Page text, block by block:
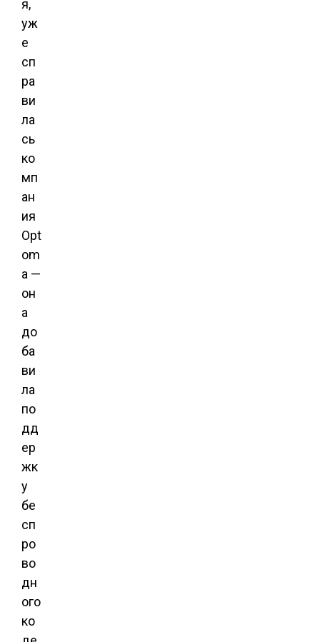
я,
уж
е
сп
ра
ви
ла
сь
ко
мп
ан
ия
Opt
om
a —
он
а
до
ба
ви
ла
по
дд
ер
жк
у
бе
сп
ро
во
дн
ого
ко